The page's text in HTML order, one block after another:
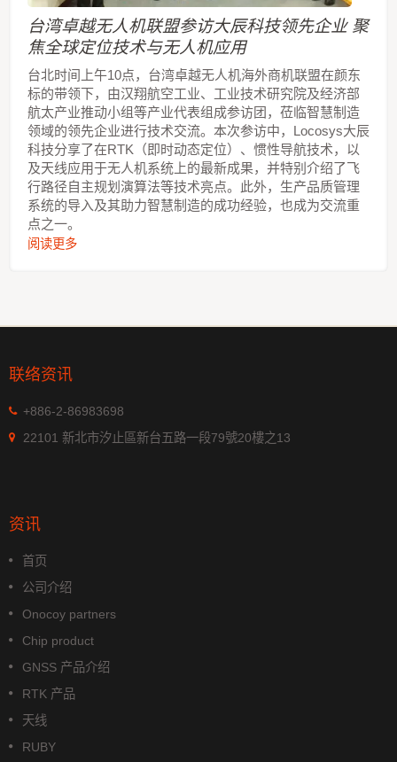
台湾卓越无人机联盟参访大辰科技领先企业 聚
焦全球定位技术与无人机应用
台北时间上午10点，台湾卓越无人机海外商机联盟在颜东
标的带领下，由汉翔航空工业、工业技术研究院及经济部
航太产业推动小组等产业代表组成参访团，莅临智慧制造
领域的领先企业进行技术交流。本次参访中，Locosys大辰
科技分享了在RTK（即时动态定位）、惯性导航技术，以
及天线应用于无人机系统上的最新成果，并特别介绍了飞
行路径自主规划演算法等技术亮点。此外，生产品质管理
系统的导入及其助力智慧制造的成功经验，也成为交流重
点之一。
阅读更多
联络资讯
+886-2-86983698
22101 新北市汐止區新台五路一段79號20樓之13
资讯
首页
公司介绍
Onocoy partners
Chip product
GNSS 产品介绍
RTK 产品
天线
RUBY